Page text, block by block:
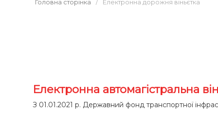
Головна сторінка / Електронна дорожня віньєтка
Електронна автомагістральна
З 01.01.2021 р. Державний фонд транспортної